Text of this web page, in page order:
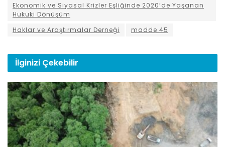
Ekonomik ve Siyasal Krizler Eşliğinde 2020’de Yaşanan
Hukuki Dönüşüm
Haklar ve Araştırmalar Derneği
madde 45
İlginizi Çekebilir